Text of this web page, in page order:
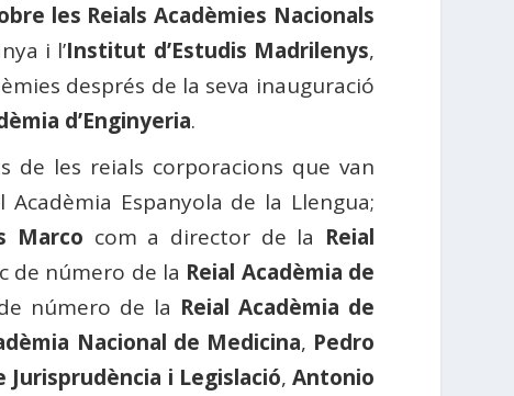
les Reials Acadèmies Nacionals
i l’Institut d’Estudis Madrilenys,
després de la seva inauguració
d’Enginyeria.
de les reials corporacions que van
Espanyola de la Llengua;
Marco com a director de la Reial
de número de la Reial Acadèmia de
número de la Reial Acadèmia de
Nacional de Medicina, Pedro
Jurisprudència i Legislació, Antonio